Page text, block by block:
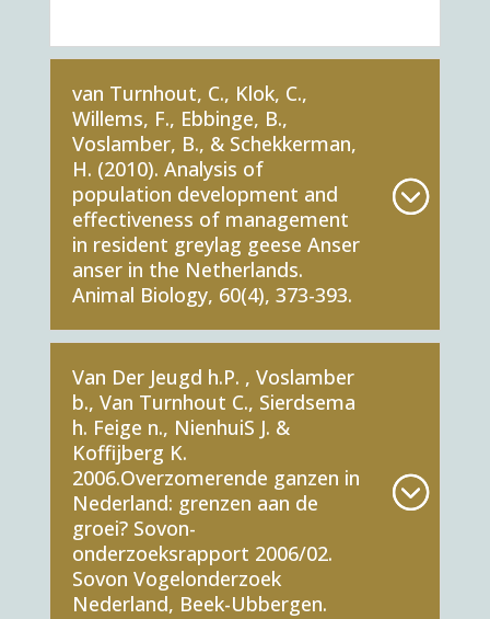
van Turnhout, C., Klok, C.,
Willems, F., Ebbinge, B.,
Voslamber, B., & Schekkerman,
H. (2010). Analysis of
population development and
effectiveness of management
in resident greylag geese Anser
anser in the Netherlands.
Animal Biology, 60(4), 373-393.
Van Der Jeugd h.P. , Voslamber
b., Van Turnhout C., Sierdsema
h. Feige n., NienhuiS J. &
Koffijberg K.
2006.Overzomerende ganzen in
Nederland: grenzen aan de
groei? Sovon-
onderzoeksrapport 2006/02.
Sovon Vogelonderzoek
Nederland, Beek-Ubbergen.